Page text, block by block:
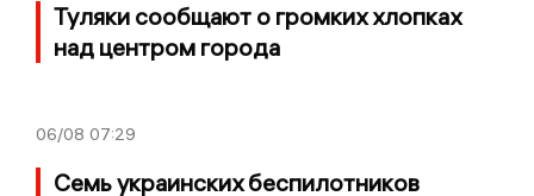
Туляки сообщают о громких хлопках
над центром города
06/08 07:29
Семь украинских беспилотников